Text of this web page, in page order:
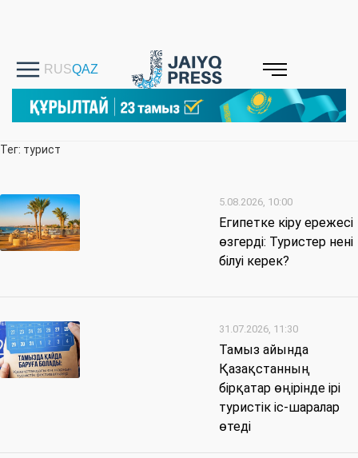
Тег: турист
5.08.2026, 10:00
Египетке кіру ережесі
өзгерді: Туристер нені
білуі керек?
31.07.2026, 11:30
Тамыз айында
Қазақстанның
бірқатар өңірінде ірі
туристік іс-шаралар
өтеді